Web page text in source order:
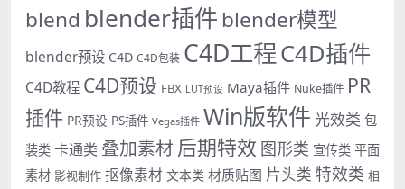
blend blender插件 blender模型
blender预设 C4D C4D包装 C4D工程C4D插件
C4D教程 C4D预设 FBX LUT预设 Maya插件 Nuke插件 PR
插件 PR预设 PS插件 Vegas插件 Win版软件 光效类 包
装类 卡通类 叠加素材 后期特效 图形类 宣传类 平面
素材 影视制作 抠像素材 文本类 材质贴图 片头类 特效类 相